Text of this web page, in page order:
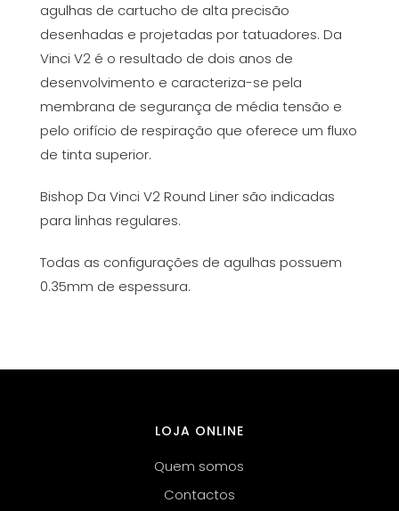
agulhas de cartucho de alta precisão
desenhadas e projetadas por tatuadores. Da
Vinci V2 é o resultado de dois anos de
desenvolvimento e caracteriza-se pela
membrana de segurança de média tensão e
pelo orifício de respiração que oferece um fluxo
de tinta superior.
Bishop Da Vinci V2 Round Liner são indicadas
para linhas regulares.
Todas as configurações de agulhas possuem
0.35mm de espessura.
LOJA ONLINE
Quem somos
Contactos